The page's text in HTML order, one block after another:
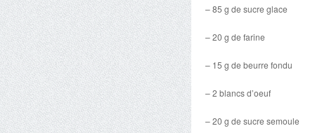
– 85 g de sucre glace
– 20 g de farine
– 15 g de beurre fondu
– 2 blancs d’oeuf
– 20 g de sucre semoule